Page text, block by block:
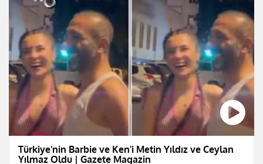
Türkiye'nin Barbie ve Ken'i Metin Yıldız ve Ceylan
Yılmaz Oldu | Gazete Magazin